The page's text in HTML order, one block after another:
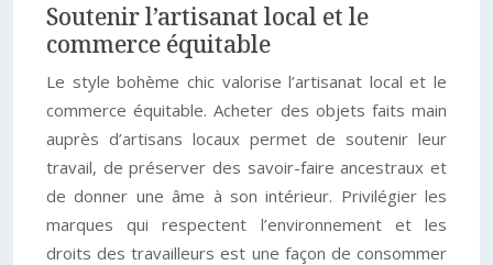
Soutenir l’artisanat local et le
commerce équitable
Le style bohème chic valorise l’artisanat local et le
commerce équitable. Acheter des objets faits main
auprès d’artisans locaux permet de soutenir leur
travail, de préserver des savoir-faire ancestraux et
de donner une âme à son intérieur. Privilégier les
marques qui respectent l’environnement et les
droits des travailleurs est une façon de consommer